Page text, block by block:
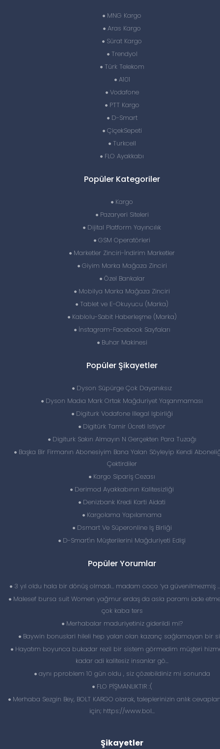
MNG Kargo
Aras Kargo
Sürat Kargo
Trendyol
Türk Telekom
A101
Vodafone
PTT Kargo
D-Smart
ÇiçekSepeti
Turkcell
FLO Ayakkabı
Popüler Kategoriler
Kargo
Pazaryeri Siteleri
Dijital Platform Yayıncılık
GSM Operatörleri
Marketler Zinciri-İndirim Marketler
Giyim Marka Mağaza Zinciri
Özel Bankalar
Mobilya Marka Mağaza Zinciri
Tablet ve E-Okuyucu (Marka)
Kablolu-Sabit Haberleşme (Marka)
İnstagram-Facebook Sayfaları
Buhar Makinesi
Popüler Şikayetler
Dyson Süpürge Çok Dayanıksız
Dyson Madıa Mark Ortak Mağduriyet Yaşanmaması
Digiturk Vodafone Illegal Işbirliği
Digitürk Tamir Ücreti Istiyor
Digiturk Sakın Almayın N Gerçekten Para Tuzağı
Başka Bir Firmanın Abonesiyim Bana Yalan Söyleyip Kendi
Çektirdiler
Kargo Sipariş Cezası
Derimod Ayakkabının Kalitesizliği
Denizbank Kredi Karti Aidati
Kargolama Yapılamama
Dsmart Ve Süperonline Iş Birliği
D-Smart'ın Müşterilerini Mağduriyeti Edişi
Popüler Yorumlar
3 yıl oldu hala bir dönüş olmadı… madam coco ‘ya güvenilmezmiş
Malesef bursa suit Women yağmur erdaş da asla paramı iade
çok kaba ters
Merhabalar maduriyetiniz giderildi mi?
Baywin bonuslari hileli hep yalan olan kazanç sağlamayan bir
Hayatım boyunca bukadar rezil bir sistem görmedim müşteri
kadar adi kalitesiz insanlar gö...
aynı pproblem 10 gün oldu , siz çözebildiniz mi sonunda
FLO PİŞMANLIKTIR :(
Merhaba Sezgin Bey, BOLT KARGO olarak, taleplerinizin anlık
için; https://www.bol...
Şikayetler